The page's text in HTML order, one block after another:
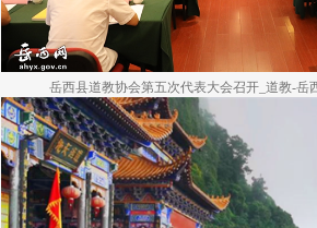
岳西县道教协会第五次代表大会召开_道教-岳